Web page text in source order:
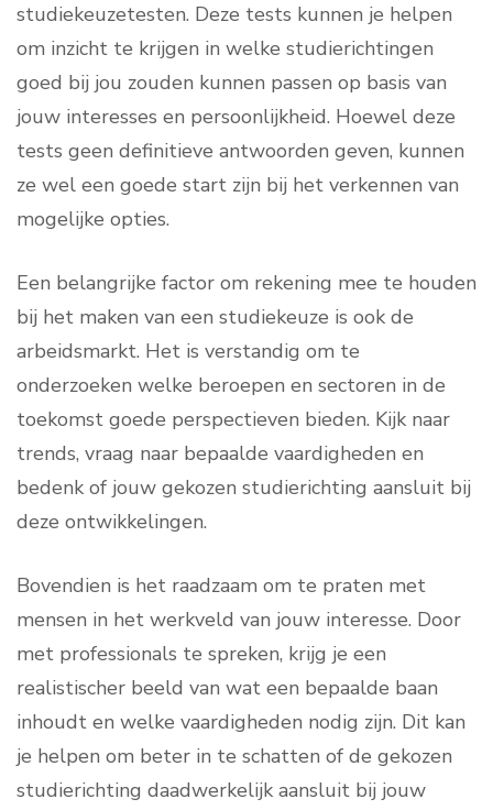
studiekeuzetesten. Deze tests kunnen je helpen
om inzicht te krijgen in welke studierichtingen
goed bij jou zouden kunnen passen op basis van
jouw interesses en persoonlijkheid. Hoewel deze
tests geen definitieve antwoorden geven, kunnen
ze wel een goede start zijn bij het verkennen van
mogelijke opties.
Een belangrijke factor om rekening mee te houden
bij het maken van een studiekeuze is ook de
arbeidsmarkt. Het is verstandig om te
onderzoeken welke beroepen en sectoren in de
toekomst goede perspectieven bieden. Kijk naar
trends, vraag naar bepaalde vaardigheden en
bedenk of jouw gekozen studierichting aansluit bij
deze ontwikkelingen.
Bovendien is het raadzaam om te praten met
mensen in het werkveld van jouw interesse. Door
met professionals te spreken, krijg je een
realistischer beeld van wat een bepaalde baan
inhoudt en welke vaardigheden nodig zijn. Dit kan
je helpen om beter in te schatten of de gekozen
studierichting daadwerkelijk aansluit bij jouw